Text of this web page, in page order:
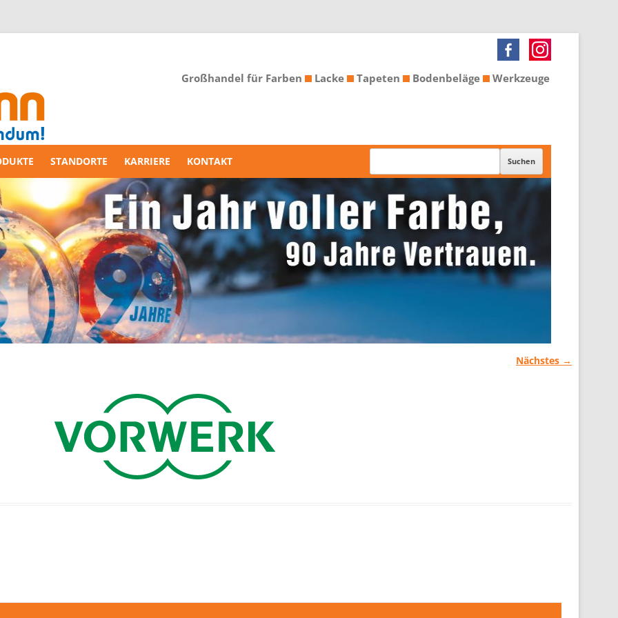
Großhandel für Farben Lacke Tapeten Bodenbeläge Werkzeuge
STANDORTE KARRIERE KONTAKT
Nächstes →